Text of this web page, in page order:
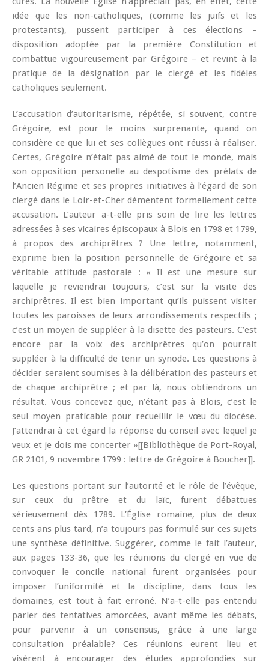
idée que les non-catholiques, (comme les juifs et les
protestants), pussent participer à ces élections –
disposition adoptée par la première Constitution et
combattue vigoureusement par Grégoire – et revint à la
pratique de la désignation par le clergé et les fidèles
catholiques seulement.
L’accusation d’autoritarisme, répétée, si souvent, contre
Grégoire, est pour le moins surprenante, quand on
considère ce que lui et ses collègues ont réussi à réaliser.
Certes, Grégoire n’était pas aimé de tout le monde, mais
son opposition personelle au despotisme des prélats de
l’Ancien Régime et ses propres initiatives à l’égard de son
clergé dans le Loir-et-Cher démentent formellement cette
accusation. L’auteur a-t-elle pris soin de lire les lettres
adressées à ses vicaires épiscopaux à Blois en 1798 et 1799,
à propos des archiprêtres ? Une lettre, notamment,
exprime bien la position personnelle de Grégoire et sa
véritable attitude pastorale : « Il est une mesure sur
laquelle je reviendrai toujours, c’est sur la visite des
archiprêtres. Il est bien important qu’ils puissent visiter
toutes les paroisses de leurs arrondissements respectifs ;
c’est un moyen de suppléer à la disette des pasteurs. C’est
encore par la voix des archiprêtres qu’on pourrait
suppléer à la difficulté de tenir un synode. Les questions à
décider seraient soumises à la délibération des pasteurs et
de chaque archiprêtre ; et par là, nous obtiendrons un
résultat. Vous concevez que, n’étant pas à Blois, c’est le
seul moyen praticable pour recueillir le vœu du diocèse.
J’attendrai à cet égard la réponse du conseil avec lequel je
veux et je dois me concerter »[[Bibliothèque de Port-Royal,
GR 2101, 9 novembre 1799 : lettre de Grégoire à Boucher]].
Les questions portant sur l’autorité et le rôle de l’évêque,
sur ceux du prêtre et du laïc, furent débattues
sérieusement dès 1789. L’Église romaine, plus de deux
cents ans plus tard, n’a toujours pas formulé sur ces sujets
une synthèse définitive. Suggérer, comme le fait l’auteur,
aux pages 133-36, que les réunions du clergé en vue de
convoquer le concile national furent organisées pour
imposer l’uniformité et la discipline, dans tous les
domaines, est tout à fait erroné. N’a-t-elle pas entendu
parler des tentatives amorcées, avant même les débats,
pour parvenir à un consensus, grâce à une large
consultation préalable? Ces réunions eurent lieu et
visèrent à encourager des études approfondies sur